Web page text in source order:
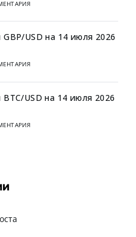
USD на 14 июля 2026
USD на 14 июля 2026